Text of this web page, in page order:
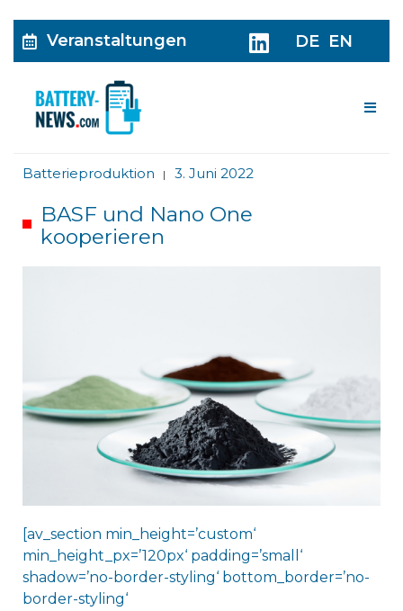
Veranstaltungen DE EN
Batterieproduktion | 3. Juni 2022
BASF und Nano One
kooperieren
[av_section min_height=’custom‘
min_height_px=’120px‘ padding=’small‘
shadow=’no-border-styling‘ bottom_border=’no-
border-styling‘